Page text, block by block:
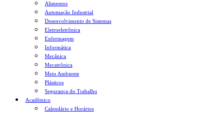
Alimentos
Automação Industrial
Desenvolvimento de Sistemas
Eletroeletrônica
Enfermagem
Informática
Mecânica
Mecatrônica
Meio Ambiente
Plásticos
Segurança do Trabalho
Acadêmico
Calendário e Horários